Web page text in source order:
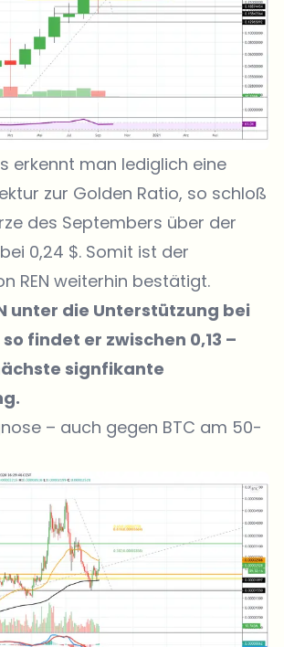
erkennt man lediglich eine
zur Golden Ratio, so schloß
des Septembers über der
0,24 $. Somit ist der
REN weiterhin bestätigt.
unter die Unterstützung bei
findet er zwischen 0,13 –
signfikante
– auch gegen BTC am 50-